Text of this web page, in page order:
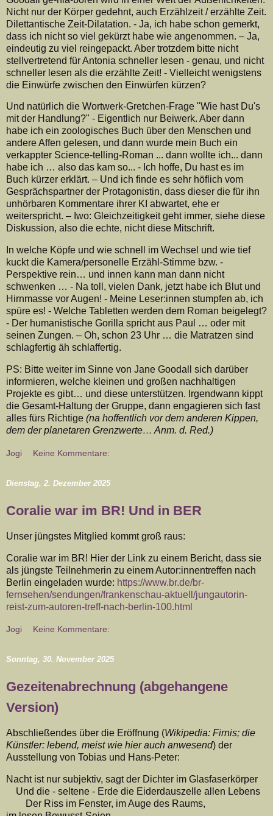
Nicht nur der Körper gedehnt, auch Erzählzeit / erzählte Zeit.
Dilettantische Zeit-Dilatation. - Ja, ich habe schon gemerkt,
dass ich nicht so viel gekürzt habe wie angenommen. – Ja,
eindeutig zu viel reingepackt. Aber trotzdem bitte nicht
stellvertretend für Antonia schneller lesen - genau, und nicht
schneller lesen als die erzählte Zeit! - Vielleicht wenigstens
die Einwürfe zwischen den Einwürfen kürzen?
Und natürlich die Wortwerk-Gretchen-Frage "Wie hast Du's
mit der Handlung?" - Eigentlich nur Beiwerk. Aber dann
habe ich ein zoologisches Buch über den Menschen und
andere Affen gelesen, und dann wurde mein Buch ein
verkappter Science-telling-Roman ... dann wollte ich... dann
habe ich … also das kam so... - Ich hoffe, Du hast es im
Buch kürzer erklärt. – Und ich finde es sehr höflich vom
Gesprächspartner der Protagonistin, dass dieser die für ihn
unhörbaren Kommentare ihrer KI abwartet, ehe er
weiterspricht. – Iwo: Gleichzeitigkeit geht immer, siehe diese
Diskussion, also die echte, nicht diese Mitschrift.
In welche Köpfe und wie schnell im Wechsel und wie tief
kuckt die Kamera/personelle Erzähl-Stimme bzw. -
Perspektive rein… und innen kann man dann nicht
schwenken … - Na toll, vielen Dank, jetzt habe ich Blut und
Hirnmasse vor Augen! - Meine Leser:innen stumpfen ab, ich
spüre es! - Welche Tabletten werden dem Roman beigelegt?
- Der humanistische Gorilla spricht aus Paul … oder mit
seinen Zungen. – Oh, schon 23 Uhr … die Matratzen sind
schlagfertig äh schlaffertig.
PS: Bitte weiter im Sinne von Jane Goodall sich darüber
informieren, welche kleinen und großen nachhaltigen
Projekte es gibt… und diese unterstützen. Irgendwann kippt
die Gesamt-Haltung der Gruppe, dann engagieren sich fast
alles fürs Richtige (na hoffentlich vor dem anderen Kippen,
dem der planetaren Grenzwerte… Anm. d. Red.)
Jogi Keine Kommentare:
Dienstag, 2. Dezember 2025
Coralie war im BR! Und in BER
Unser jüngstes Mitglied kommt groß raus:
Coralie war im BR! Hier der Link zu einem Bericht, dass sie
als jüngste Teilnehmerin zu einem Autor:innentreffen nach
Berlin eingeladen wurde: https://www.br.de/br-
fernsehen/sendungen/frankenschau-aktuell/jungautorin-
reist-zum-autoren-treff-nach-berlin-100.html
Jogi Keine Kommentare:
Sonntag, 30. November 2025
Gezeitenabrechnung (abgehangene
Version)
Abschließendes über die Eröffnung (Wikipedia: Firnis; die
Künstler: lebend, meist wie hier auch anwesend) der
Ausstellung von Tobias und Hans-Peter:
Nacht ist nur subjektiv, sagt der Dichter im Glasfaserkörper
Und die - seltene - Erde die Eiderdauszelle allen Lebens
Der Riss im Fenster, im Auge des Raums,